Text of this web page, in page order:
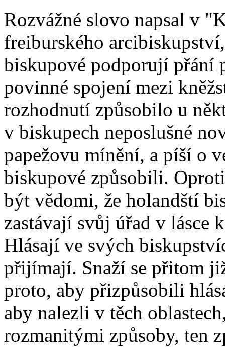
Rozvážné slovo napsal v
freiburského
biskupové podporují přání
povinné spojení mezi
rozhodnutí způsobilo u
v biskupech neposlušné
papežovu mínění, a píší o
biskupové způsobili.
být vědomi, že holandští
zastávají svůj úřad v lásce
Hlásají ve svých
přijímají. Snaží se přitom
proto, aby přizpůsobili
aby nalezli v těch
rozmanitými způsoby, ten